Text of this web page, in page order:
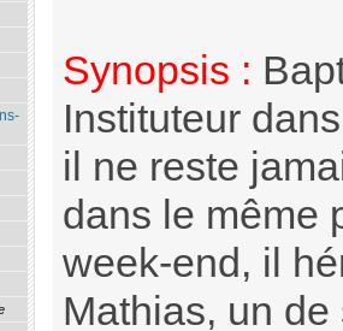
Synopsis :
Instituteur
il ne reste
dans le même
week-end, il
Mathias, un